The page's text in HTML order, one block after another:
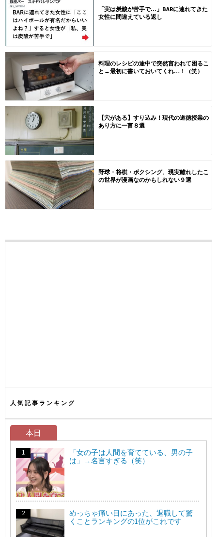
「実は炭酸が苦手で…」BARに連れてきた
女性に間違えている返し
料理のレシピの途中で突然言われて困るこ
と→最初に書いておいてくれ…！（笑）
【穴がある】すり込み！現代の道徳授業の
あり方に一言８選
野球・将棋・ボクシング、現実離れしたこ
の世界が漫画なのかもしれない９選
人気記事ランキング
本日
「女の子は人間を育てている、男の子
は」→名言すぎる（笑）
めっちゃ痛い目にあった、退職して驚
くことランキングの1位がこれです